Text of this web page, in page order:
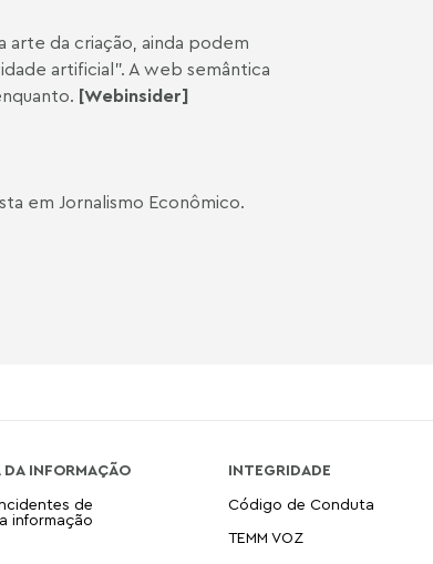
arte da criação, ainda podem
artificial”. A web semântica
[Webinsider]
em Jornalismo Econômico.
DA INFORMAÇÃO
de
informação
INTEGRIDADE
Código de Conduta
TEMM VOZ